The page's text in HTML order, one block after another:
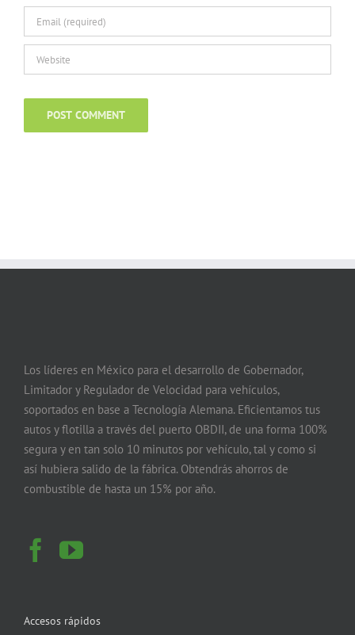
Los líderes en México para el desarrollo de Gobernador,
Limitador y Regulador de Velocidad para vehículos,
soportados en base a Tecnología Alemana. Eficientamos tus
autos y flotilla a través del puerto OBDII, de una forma 100%
segura y en tan solo 10 minutos por vehículo, tal y como si
así hubiera salido de la fábrica. Obtendrás ahorros de
combustible de hasta un 15% por año.
Accesos rápidos